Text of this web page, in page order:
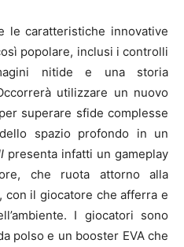
le caratteristiche innovative
popolare, inclusi i controlli
nitide e una storia
utilizzare un nuovo
superare sfide complesse
spazio profondo in un
presenta infatti un gameplay
che ruota attorno alla
con il giocatore che afferra e
I giocatori sono
polso e un booster EVA che